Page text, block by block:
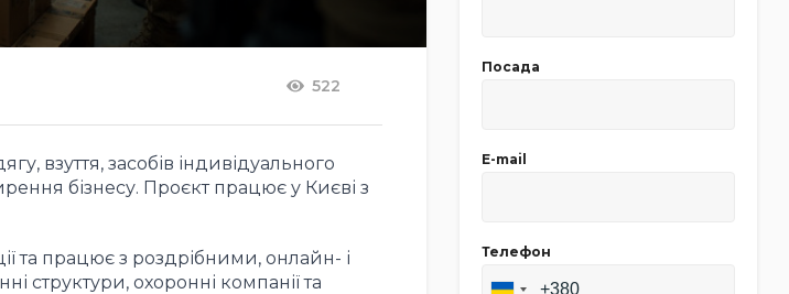
522
взуття, засобів індивідуального
бізнесу. Проєкт працює у Києві з
та працює з роздрібними, онлайн- і
структури, охоронні компанії та
Посада
E-mail
Телефон